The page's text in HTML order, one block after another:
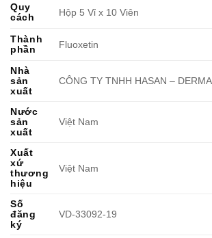
Quy
cách
Hộp 5 Vỉ x 10 Viên
Thành
phần
Fluoxetin
Nhà
sản
xuất
CÔNG TY TNHH HASAN –
Nước
sản
xuất
Việt Nam
Xuất
xứ
thương
hiệu
Việt Nam
Số
đăng
ký
VD-33092-19